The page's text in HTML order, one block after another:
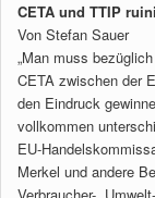
CETA und TTIP
Von Stefan Sauer
„Man muss
CETA zwischen der
den Eindruck
vollkommen
EU-
Merkel und andere